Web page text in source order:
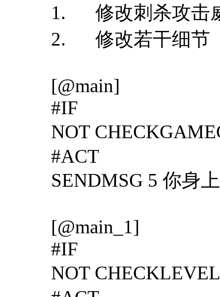
1. 修改刺杀攻击
2. 修改若干细节
[@main]
#IF
NOT
#ACT
SENDMSG 5 你身
[@main_1]
#IF
NOT